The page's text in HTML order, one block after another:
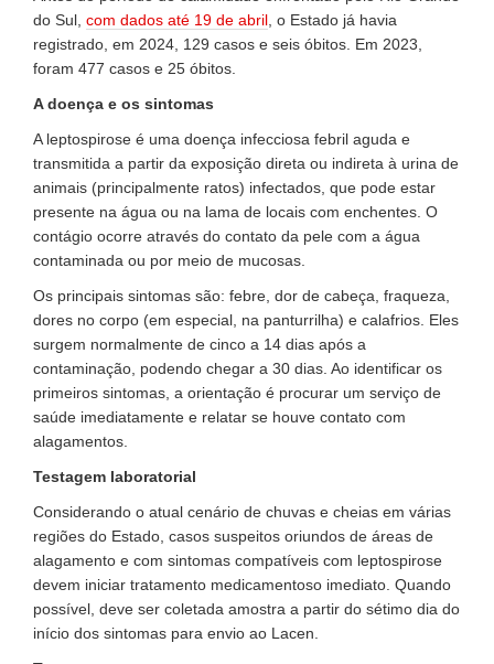
do Sul, com dados até 19 de abril , o Estado já havia
registrado, em 2024, 129 casos e seis óbitos. Em 2023,
foram 477 casos e 25 óbitos.
A doença e os sintomas
A leptospirose é uma doença infecciosa febril aguda e
transmitida a partir da exposição direta ou indireta à urina de
animais (principalmente ratos) infectados, que pode estar
presente na água ou na lama de locais com enchentes. O
contágio ocorre através do contato da pele com a água
contaminada ou por meio de mucosas.
Os principais sintomas são: febre, dor de cabeça, fraqueza,
dores no corpo (em especial, na panturrilha) e calafrios. Eles
surgem normalmente de cinco a 14 dias após a
contaminação, podendo chegar a 30 dias. Ao identificar os
primeiros sintomas, a orientação é procurar um serviço de
saúde imediatamente e relatar se houve contato com
alagamentos.
Testagem laboratorial
Considerando o atual cenário de chuvas e cheias em várias
regiões do Estado, casos suspeitos oriundos de áreas de
alagamento e com sintomas compatíveis com leptospirose
devem iniciar tratamento medicamentoso imediato. Quando
possível, deve ser coletada amostra a partir do sétimo dia do
início dos sintomas para envio ao Lacen.